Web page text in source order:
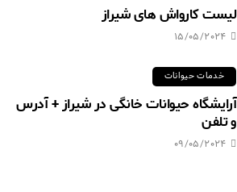
لیست کارواش های شیراز
15/05/2024
خدمات حیوانات
آرایشگاه حیوانات خانگی در شیراز + آدرس
و تلفن
09/05/2024